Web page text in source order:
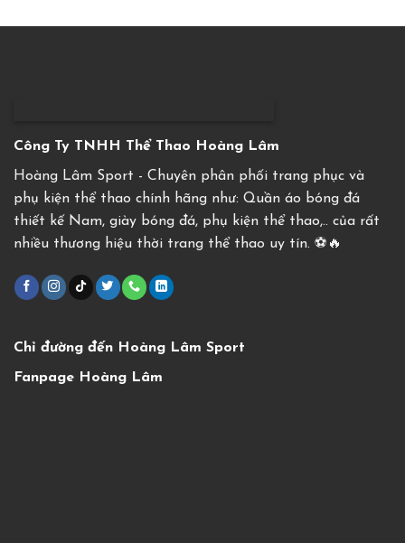
Công Ty TNHH Thể Thao Hoàng Lâm
Hoàng Lâm Sport - Chuyên phân phối trang phục và
phụ kiện thể thao chính hãng như: Quần áo bóng đá
thiết kế Nam, giày bóng đá, phụ kiện thể thao,.. của rất
nhiều thương hiệu thời trang thể thao uy tín. ⚽️🔥
Chỉ đường đến Hoàng Lâm Sport
Fanpage Hoàng Lâm